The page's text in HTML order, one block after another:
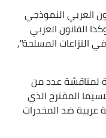
العربي النموذجي
القانون العربي
النزاعات المسلحة",
لمناقشة عدد من
المقترح الذي
ضد المخدرات